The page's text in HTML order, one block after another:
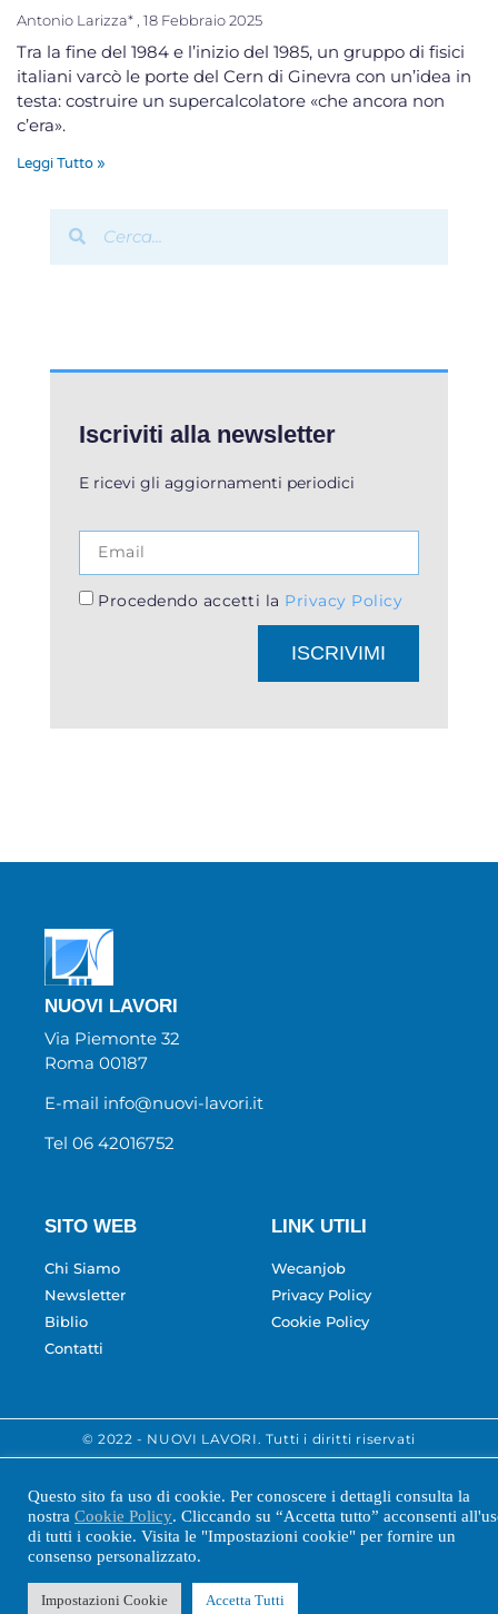
Antonio Larizza* 18 Febbraio 2025
Tra la fine del 1984 e l’inizio del 1985, un gruppo di fisici
italiani varcò le porte del Cern di Ginevra con un’idea in
testa: costruire un supercalcolatore «che ancora non
c’era».
Leggi Tutto »
Iscriviti alla newsletter
E ricevi gli aggiornamenti periodici
Procedendo accetti la Privacy Policy
ISCRIVIMI
NUOVI LAVORI
Via Piemonte 32
Roma 00187
E-mail info@nuovi-lavori.it
Tel 06 42016752
SITO WEB
Chi Siamo
Newsletter
Biblio
Contatti
LINK UTILI
Wecanjob
Privacy Policy
Cookie Policy
© 2022 - NUOVI LAVORI. Tutti i diritti riservati
Questo sito fa uso di cookie. Per conoscere i dettagli consulta la
nostra Cookie Policy. Cliccando su “Accetta tutto” acconsenti
di tutti i cookie. Visita le "Impostazioni cookie" per fornire un
consenso personalizzato.
Impostazioni Cookie Accetta Tutti